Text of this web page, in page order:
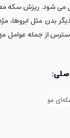
می شود. ریزش سکه
بدن مثل ابروها،
از جمله عوامل
مو